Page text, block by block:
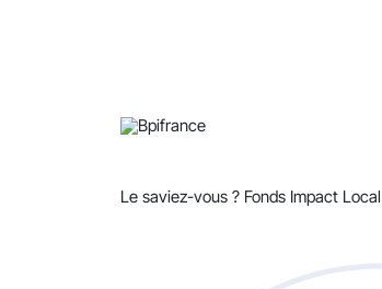
Le saviez-vous ? Fonds Impact